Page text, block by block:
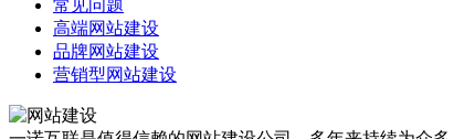
常见问题
高端网站建设
品牌网站建设
营销型网站建设